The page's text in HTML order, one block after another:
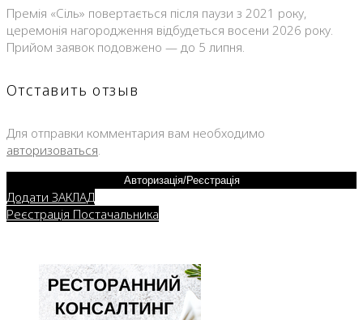
Премія «Сіль» повертається після паузи з 2021 року,
церемонія нагородження відбудеться восени 2026 року.
Прийом заявок подовжено — до 5 липня.
Отставить отзыв
Для отправки комментария вам необходимо
авторизоваться
Авторизація/Реєстрація
Додати ЗАКЛАД
Реєстрація Постачальника